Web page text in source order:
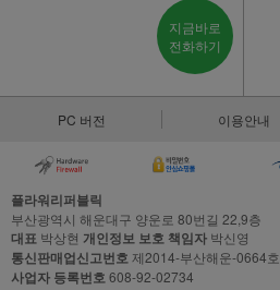
지금바로
전화하기
PC 버전 이용안내
플라워리퍼블릭
부산광역시 해운대구 양운로 80번길 22,9층
대표 박상현 개인정보 보호 책임자 박신영
통신판매업신고번호제2014-부산해운-0664호
사업자 등록번호608-92-02734